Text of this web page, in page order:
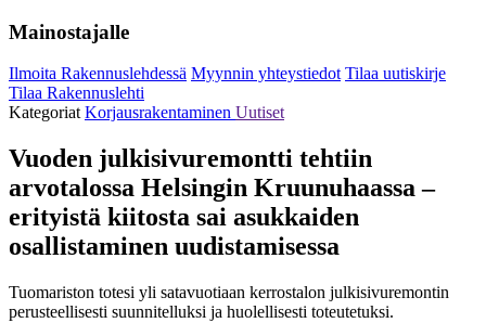
Mainostajalle
Ilmoita Rakennuslehdessä Myynnin yhteystiedot Tilaa uutiskirje
Tilaa Rakennuslehti
KategoriatKorjausrakentaminen Uutiset
Vuoden julkisivuremontti tehtiin
arvotalossa Helsingin Kruunuhaassa –
erityistä kiitosta sai asukkaiden
osallistaminen uudistamisessa
Tuomariston totesi yli satavuotiaan kerrostalon julkisivuremontin
perusteellisesti suunnitelluksi ja huolellisesti toteutetuksi.